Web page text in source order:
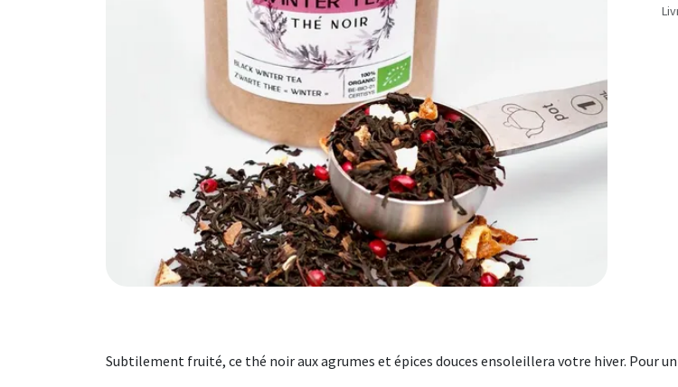
Subtilement fruité, ce thé noir aux agrumes et épices douces ensoleillera votre hiver. Pour